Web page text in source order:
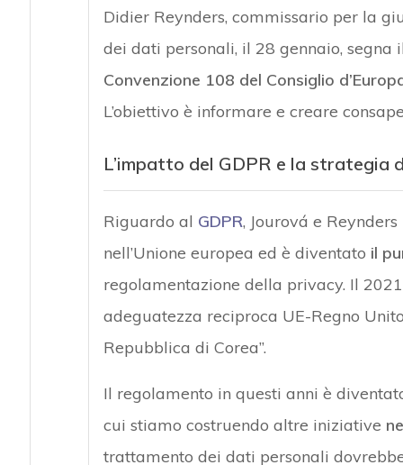
Didier Reynders, commissario per la
dei dati personali, il 28 gennaio,
Convenzione 108 del Consiglio
L’obiettivo è informare e creare
L’impatto del GDPR e la strategia
Riguardo al GDPR, Jourová e
nell’Unione europea ed è diventato il
regolamentazione della privacy. Il
adeguatezza reciproca UE-Regno
Repubblica di Corea”.
Il regolamento in questi anni è
cui stiamo costruendo altre iniziative
trattamento dei dati personali